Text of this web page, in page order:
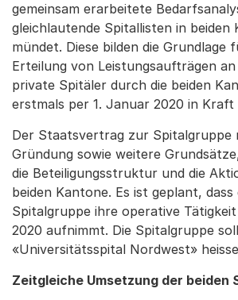
gemeinsam erarbeitete
gleichlautende Spitallisten in beiden
mündet. Diese bilden die Grundlage
Erteilung von Leistungsaufträgen
private Spitäler durch die beiden
erstmals per 1. Januar 2020 in
Der Staatsvertrag zur Spitalgruppe
Gründung sowie weitere
die Beteiligungsstruktur und die
beiden Kantone. Es ist geplant, dass
Spitalgruppe ihre operative
2020 aufnimmt. Die Spitalgruppe soll
«Universitätsspital Nordwest»
Zeitgleiche Umsetzung der